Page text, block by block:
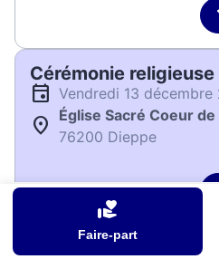
Faire-part
Cérémonie religieuse
vendredi 13
Église Sacré Coeur
76200 Dieppe
Déroulé des